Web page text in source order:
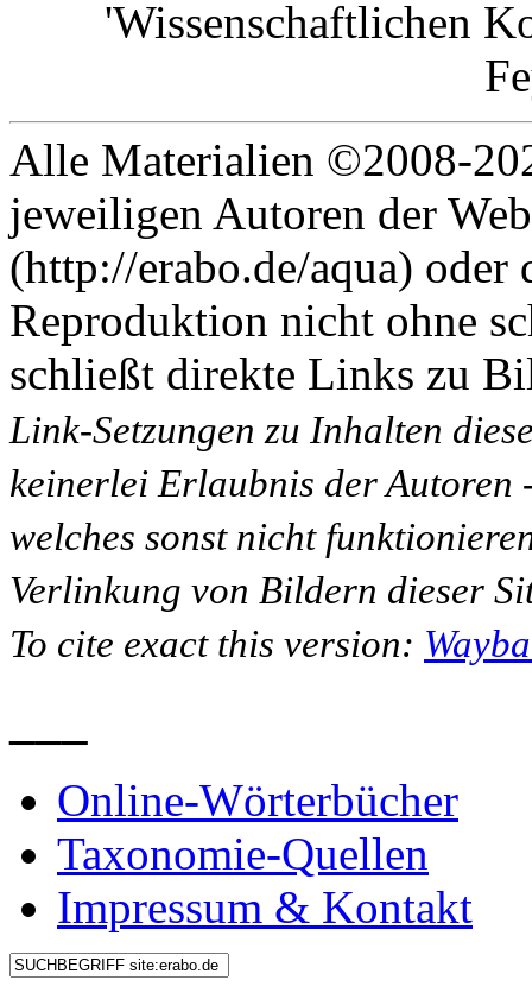
'Wissenschaftlichen
Alle Materialien ©2008-
jeweiligen Autoren der
(http://erabo.de/aqua) oder
Reproduktion nicht ohne
schließt direkte Links zu
Link-Setzungen zu Inhalten
keinerlei Erlaubnis der Autoren
welches sonst nicht
Verlinkung von Bildern dieser
To cite exact this version:
Online-Wörterbücher
Taxonomie-Quellen
Impressum & Kontakt